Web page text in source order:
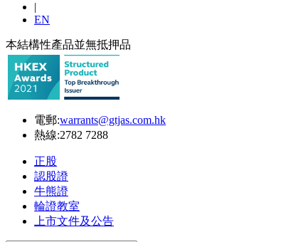
|
EN
本結構性產品並無抵押品
電郵:warrants@gtjas.com.hk
熱線:2782 7288
正股
認股證
牛熊證
輪證教室
上市文件及公告